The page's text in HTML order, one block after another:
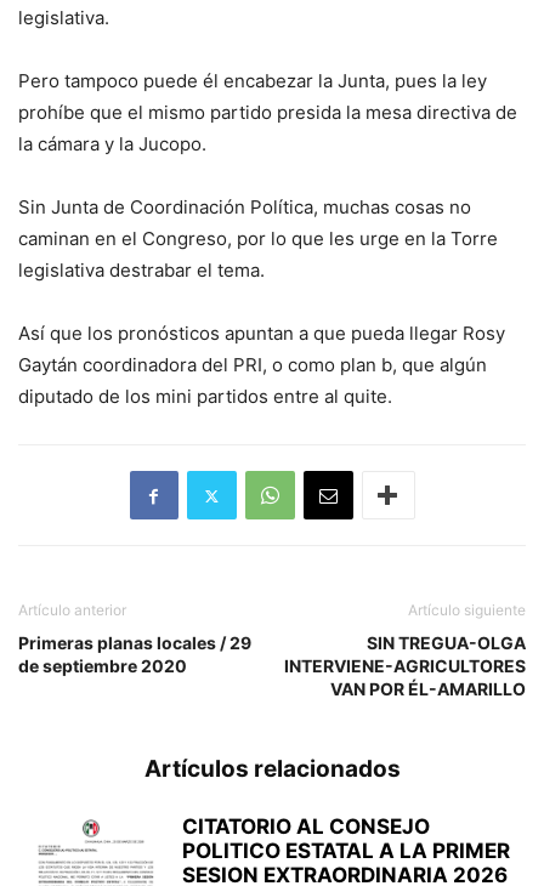
legislativa.
Pero tampoco puede él encabezar la Junta, pues la ley
prohíbe que el mismo partido presida la mesa directiva de
la cámara y la Jucopo.
Sin Junta de Coordinación Política, muchas cosas no
caminan en el Congreso, por lo que les urge en la Torre
legislativa destrabar el tema.
Así que los pronósticos apuntan a que pueda llegar Rosy
Gaytán coordinadora del PRI, o como plan b, que algún
diputado de los mini partidos entre al quite.
Artículo anterior
Primeras planas locales / 29
de septiembre 2020
Artículo siguiente
SIN TREGUA-OLGA
INTERVIENE-AGRICULTORES
VAN POR ÉL-AMARILLO
Artículos relacionados
CITATORIO AL CONSEJO
POLITICO ESTATAL A LA PRIMER
SESION EXTRAORDINARIA 2026